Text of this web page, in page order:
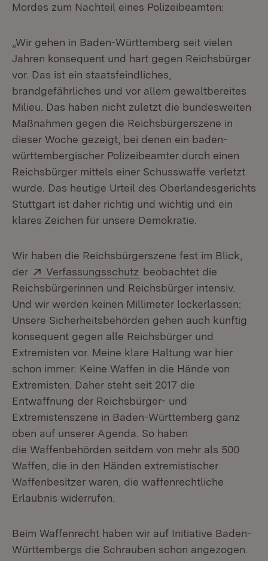
Mordes zum Nachteil eines Polizeibeamten:
„Wir gehen in Baden-Württemberg seit vielen
Jahren konsequent und hart gegen Reichsbürger
vor. Das ist ein staatsfeindliches,
brandgefährliches und vor allem gewaltbereites
Milieu. Das haben nicht zuletzt die bundesweiten
Maßnahmen gegen die Reichsbürgerszene in
dieser Woche gezeigt, bei denen ein baden-
württembergischer Polizeibeamter durch einen
Reichsbürger mittels einer Schusswaffe verletzt
wurde. Das heutige Urteil des Oberlandesgerichts
Stuttgart ist daher richtig und wichtig und ein
klares Zeichen für unsere Demokratie.
Wir haben die Reichsbürgerszene fest im Blick,
der
Extern:
Verfassungsschutz (Öffnet in neuem Fenster)
beobachtet die
Reichsbürgerinnen und Reichsbürger intensiv.
Und wir werden keinen Millimeter lockerlassen:
Unsere Sicherheitsbehörden gehen auch künftig
konsequent gegen alle Reichsbürger und
Extremisten vor. Meine klare Haltung war hier
schon immer: Keine Waffen in die Hände von
Extremisten. Daher steht seit 2017 die
Entwaffnung der Reichsbürger- und
Extremistenszene in Baden-Württemberg ganz
oben auf unserer Agenda. So haben
die Waffenbehörden seitdem von mehr als 500
Waffen, die in den Händen extremistischer
Waffenbesitzer waren, die waffenrechtliche
Erlaubnis widerrufen.
Beim Waffenrecht haben wir auf Initiative Baden-
Württembergs die Schrauben schon angezogen.